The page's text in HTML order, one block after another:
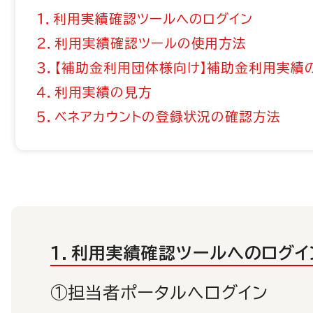
１．利用実績確認ツールへのログイン
２．利用実績確認ツールの使用方法
３．【補助金利用団体様向け】補助金利用実績
４．利用実績の見方
５．ベネアカウントの登録状況の確認方法
１．利用実績確認ツールへのログイ
①担当者ポータルへログイン